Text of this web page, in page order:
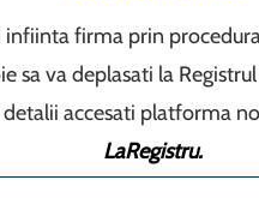
infiinta firma prin
sa va deplasati la
detalii accesati platforma
LaRegistru.